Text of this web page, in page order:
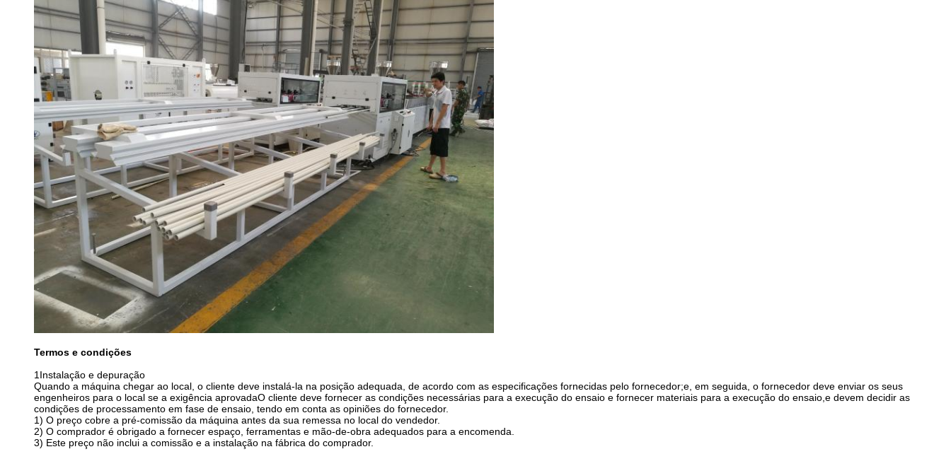
Termos e condições
1Instalação e depuração
Quando a máquina chegar ao local, o cliente deve instalá-la na posição adequada, de acordo com as especificações fornecidas pelo fornecedor;e, em seguida, o fornecedor deve enviar os seus
engenheiros para o local se a exigência aprovadaO cliente deve fornecer as condições necessárias para a execução do ensaio e fornecer materiais para a execução do ensaio,e devem decidir as
condições de processamento em fase de ensaio, tendo em conta as opiniões do fornecedor.
1) O preço cobre a pré-comissão da máquina antes da sua remessa no local do vendedor.
2) O comprador é obrigado a fornecer espaço, ferramentas e mão-de-obra adequados para a encomenda.
3) Este preço não inclui a comis­são e a instalação na fábrica do comprador.